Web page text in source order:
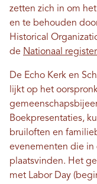
zetten zich in om
en te behouden
Historical
de Nationaal
De Echo Kerk en
lijkt op het
Boekpresentaties,
bruiloften en
evenementen die
plaatsvinden. Het
met Labor Day